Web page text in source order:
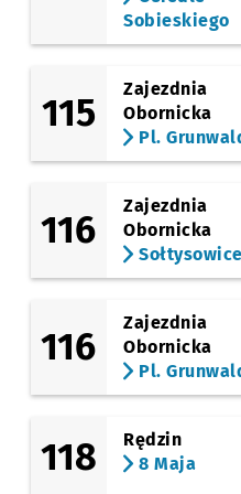
Sobieskiego
115
Zajezdnia
Obornicka
Pl.
116
Zajezdnia
Obornicka
Sołtysowice
116
Zajezdnia
Obornicka
Pl.
118
Rędzin
8 Maja